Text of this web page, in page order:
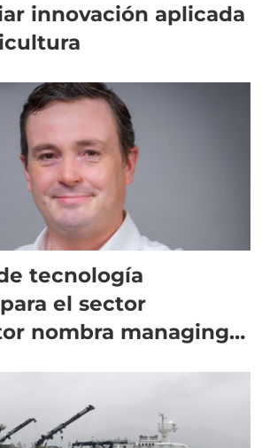
innovación aplicada
tecnología
el sector
nombra managing